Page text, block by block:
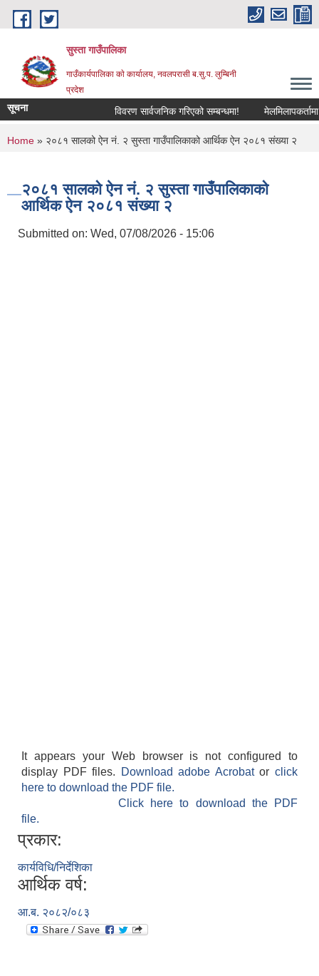
Skip to main content
सुस्ता गाउँपालिका
गाउँकार्यपालिका काे कार्यालय, नवलपरासी ब.सु.प. लुम्बिनी
प्रदेश
सूचना विवरण सार्वजनिक गरिएको सम्बन्धमा! मेलमिलापकर्तामा
You are here
Home » २०८१ सालको ऐन नं. २ सुस्ता गाउँपालिकाको आर्थिक ऐन २०८१ संख्या २
२०८१ सालको ऐन नं. २ सुस्ता गाउँपालिकाको
आर्थिक ऐन २०८१ संख्या २
Submitted on: Wed, 07/08/2026 - 15:06
It appears your Web browser is not configured to
display PDF files.
Download adobe Acrobatorclick
here to download the PDF file.
Click here to download the PDF
file.
प्रकार:
कार्यविधि/निर्देशिका
आर्थिक वर्ष:
आ.ब. २०८२/०८३